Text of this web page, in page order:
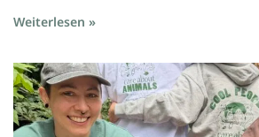
Weiterlesen »